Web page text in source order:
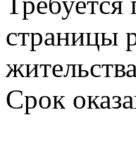
страницы
Срок